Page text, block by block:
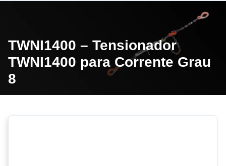
TWNI1400 – Tensionador
TWNI1400 para Corrente Grau
8